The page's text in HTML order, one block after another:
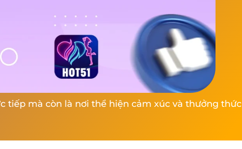
tiếp mà còn là nơi thể hiện cảm xúc và thưởng thức